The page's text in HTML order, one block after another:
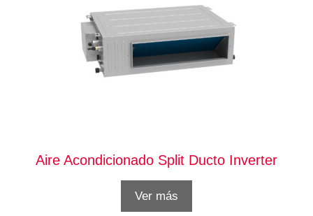
Aire Acondicionado Split Ducto Inverter
Ver más